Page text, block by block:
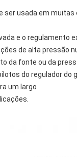
ser usada em
e o regulamento
de alta pressão
da fonte ou da
do regulador
um largo